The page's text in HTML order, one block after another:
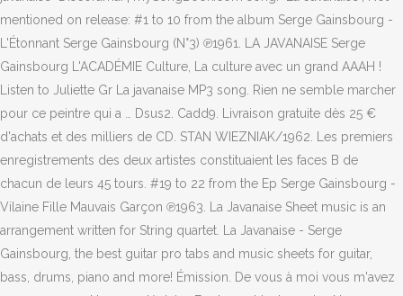
mentioned on release: #1 to 10 from the album Serge Gainsbourg -
L'Étonnant Serge Gainsbourg (N°3) ℗1961. LA JAVANAISE Serge
Gainsbourg L'ACADÉMIE Culture, La culture avec un grand AAAH !
Listen to Juliette Gr La javanaise MP3 song. Rien ne semble marcher
pour ce peintre qui a … Dsus2. Cadd9. Livraison gratuite dès 25 €
d'achats et des milliers de CD. STAN WIEZNIAK/1962. Les premiers
enregistrements des deux artistes constituaient les faces B de
chacun de leurs 45 tours. #19 to 22 from the Ep Serge Gainsbourg -
Vilaine Fille Mauvais Garçon ℗1963. La Javanaise Sheet music is an
arrangement written for String quartet. La Javanaise - Serge
Gainsbourg, the best guitar pro tabs and music sheets for guitar,
bass, drums, piano and more! Émission. De vous à moi vous m'avez